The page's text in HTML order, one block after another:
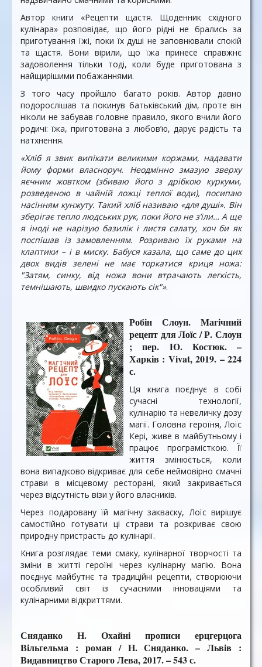
Автор книги «Рецепти щастя. Щоденник східного
кулінара» розповідає, що його рідні не брались за
приготування їжі, поки їх душі не заповнювали спокій
та щастя. Вони вірили, що їжа принесе справжнє
задоволення тільки тоді, коли буде приготована з
найщирішими побажаннями.
З того часу пройшло багато років. Автор давно
подорослішав та покинув батьківський дім, проте він
ніколи не забував головне правило, якого вчили його
родичі: їжа, приготована з любов’ю, дарує радість та
натхнення.
«Хліб я звик випікати великими коржами, надавати
йому форми власноруч. Неодмінно змазую зверху
яєчним жовтком (збиваю його з дрібкою куркуми,
розведеною в чайній ложці теплої води), посипаю
насінням кунжуту. Такий хліб називаю «для душі». Він
зберігає тепло людських рук, поки його не з’їли… А ще
я іноді не нарізую базилік і листя салату, хоч би як
поспішав із замовленням. Розриваю їх руками на
клаптики – і в миску. Бабуся казала, що саме до цих
двох видів зелені не має торкатися криця ножа:
"Затям, синку, від ножа вони втрачають легкість,
темнішають, швидко пускають сік"».
Робін Слоун. Магічний
рецепт для Лоїс / Р. Слоун
; пер. Ю. Костюк. –
Харків : Vivat, 2019. – 224
с.
Ця книга поєднує в собі
сучасні технології,
кулінарію та невеличку дозу
магії. Головна героїня, Лоїс
Кері, живе в майбутньому і
працює програмісткою. Її
життя змінюється, коли
вона випадково відкриває для себе неймовірно смачні
страви в місцевому ресторані, який закривається
через відсутність візи у його власників.
Через подаровану їй магічну закваску, Лоїс вирішує
самостійно готувати ці страви та розкриває свою
природну пристрасть до кулінарії.
Книга розглядає теми смаку, кулінарної творчості та
зміни в житті героїні через кулінарну магію. Вона
поєднує майбутнє та традиційні рецепти, створюючи
особливий світ із сучасними інноваціями та
кулінарними відкриттями.
Сняданко Н. Охайні прописи ерцгерцога
Вільгельма : роман / Н. Сняданко. – Львів :
Видавництво Старого Лева, 2017. – 543 с.